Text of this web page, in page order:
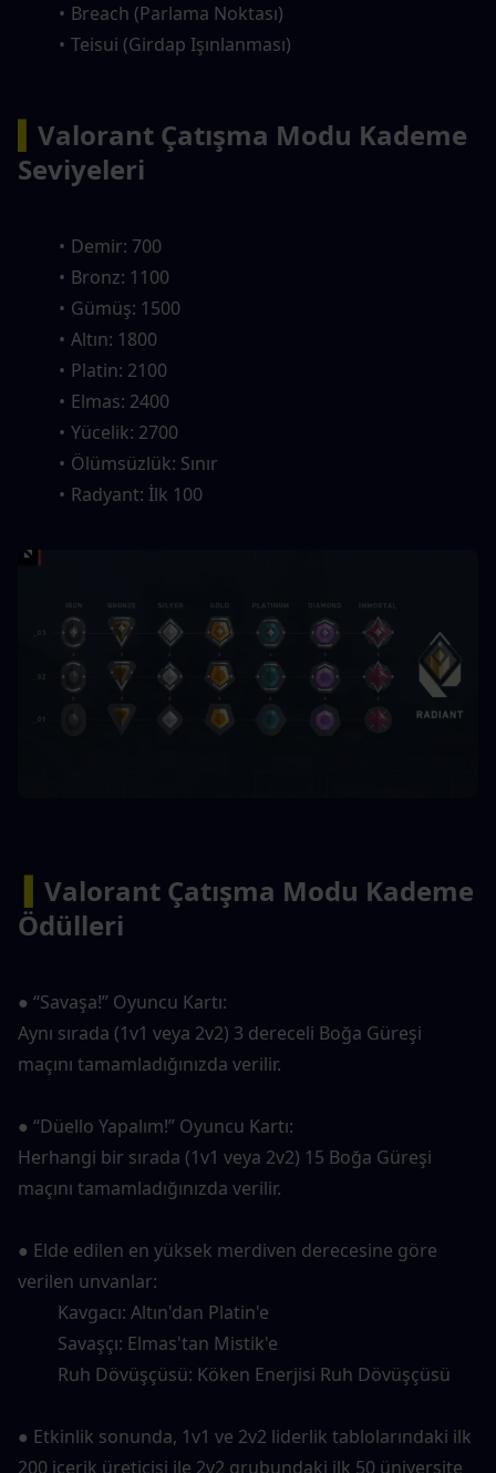
Breach (Parlama Noktası)
Teisui (Girdap Işınlanması)
Valorant Çatışma Modu Kademe
Seviyeleri
Demir: 700
Bronz: 1100
Gümüş: 1500
Altın: 1800
Platin: 2100
Elmas: 2400
Yücelik: 2700
Ölümsüzlük: Sınır
Radyant: İlk 100
Valorant Çatışma Modu Kademe
Ödülleri
● “Savaşa!” Oyuncu Kartı:
Aynı sırada (1v1 veya 2v2) 3 dereceli Boğa Güreşi
maçını tamamladığınızda verilir.
● “Düello Yapalım!” Oyuncu Kartı:
Herhangi bir sırada (1v1 veya 2v2) 15 Boğa Güreşi
maçını tamamladığınızda verilir.
● Elde edilen en yüksek merdiven derecesine göre
verilen unvanlar:
Kavgacı: Altın'dan Platin'e
Savaşçı: Elmas'tan Mistik'e
Ruh Dövüşçüsü: Köken Enerjisi Ruh Dövüşçüsü
● Etkinlik sonunda, 1v1 ve 2v2 liderlik tablolarındaki ilk
200 içerik üreticisi ile 2v2 grubundaki ilk 50 üniversite